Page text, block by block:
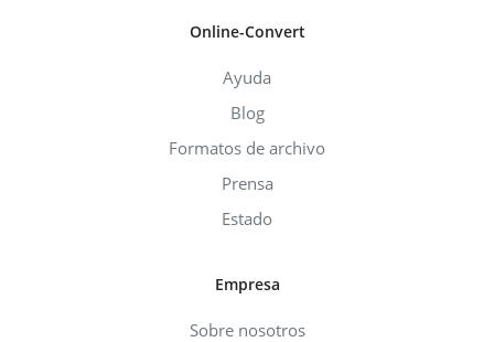
Online-Convert
Ayuda
Blog
Formatos de archivo
Prensa
Estado
Empresa
Sobre nosotros